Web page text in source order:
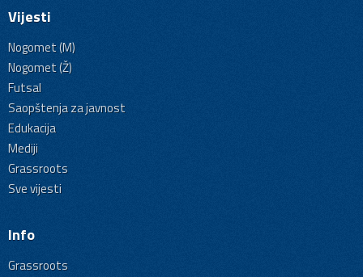
Vijesti
Nogomet (M)
Nogomet (Ž)
Futsal
Saopštenja za javnost
Edukacija
Mediji
Grassroots
Sve vijesti
Info
Grassroots